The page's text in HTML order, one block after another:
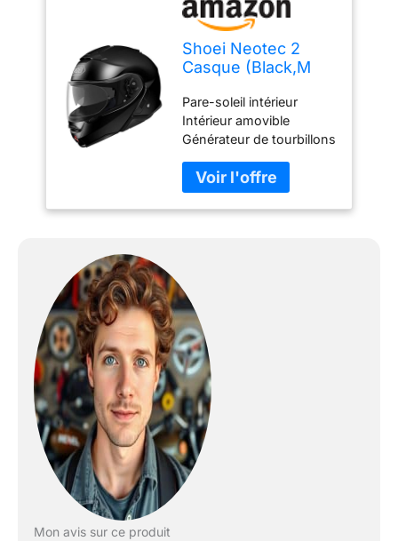
Shoei Neotec 2
Casque (Black,M
Pare-soleil intérieur
Intérieur amovible
Générateur de tourbillons
Mon avis sur ce produit